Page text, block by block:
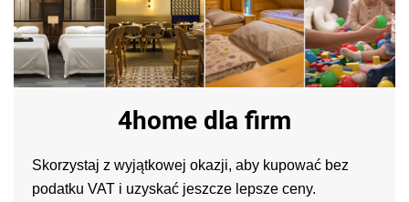
4home dla firm
Skorzystaj z wyjątkowej okazji, aby kupować bez
podatku VAT i uzyskać jeszcze lepsze ceny.